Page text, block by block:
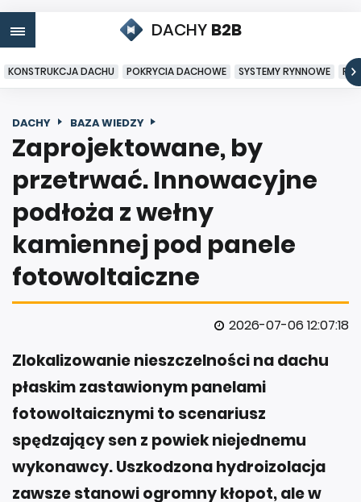
DACHY B2B
KONSTRUKCJA DACHU POKRYCIA DACHOWE SYSTEMY RYNNOWE
DACHY BAZA WIEDZY
Zaprojektowane, by
przetrwać. Innowacyjne
podłoża z wełny
kamiennej pod panele
fotowoltaiczne
2026-07-06 12:07:18
Zlokalizowanie nieszczelności na dachu
płaskim zastawionym panelami
fotowoltaicznymi to scenariusz
spędzający sen z powiek niejednemu
wykonawcy. Uszkodzona hydroizolacja
zawsze stanowi ogromny kłopot, ale w